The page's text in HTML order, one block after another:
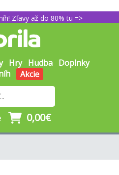
Zľavy až do 80% tu =>
Hry Hudba Doplnky
Akcie
0,00€